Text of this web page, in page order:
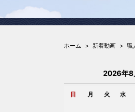
ホーム 新着動画 職
2026年8
日 月 火 水